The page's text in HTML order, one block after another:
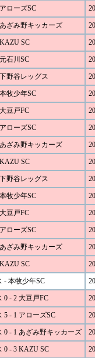
ローズSC
ざみ野キッカーズ
SC
石川SC
野谷レッグス
牧少年SC
豆戸FC
ローズSC
ざみ野キッカーズ
SC
野谷レッグス
牧少年SC
豆戸FC
ローズSC
ざみ野キッカーズ
SC
- 本牧少年SC
0 - 2 大豆戸FC
5 - 1 アローズSC
0 - 1 あざみ野キッカーズ
0 - 3 KAZU SC